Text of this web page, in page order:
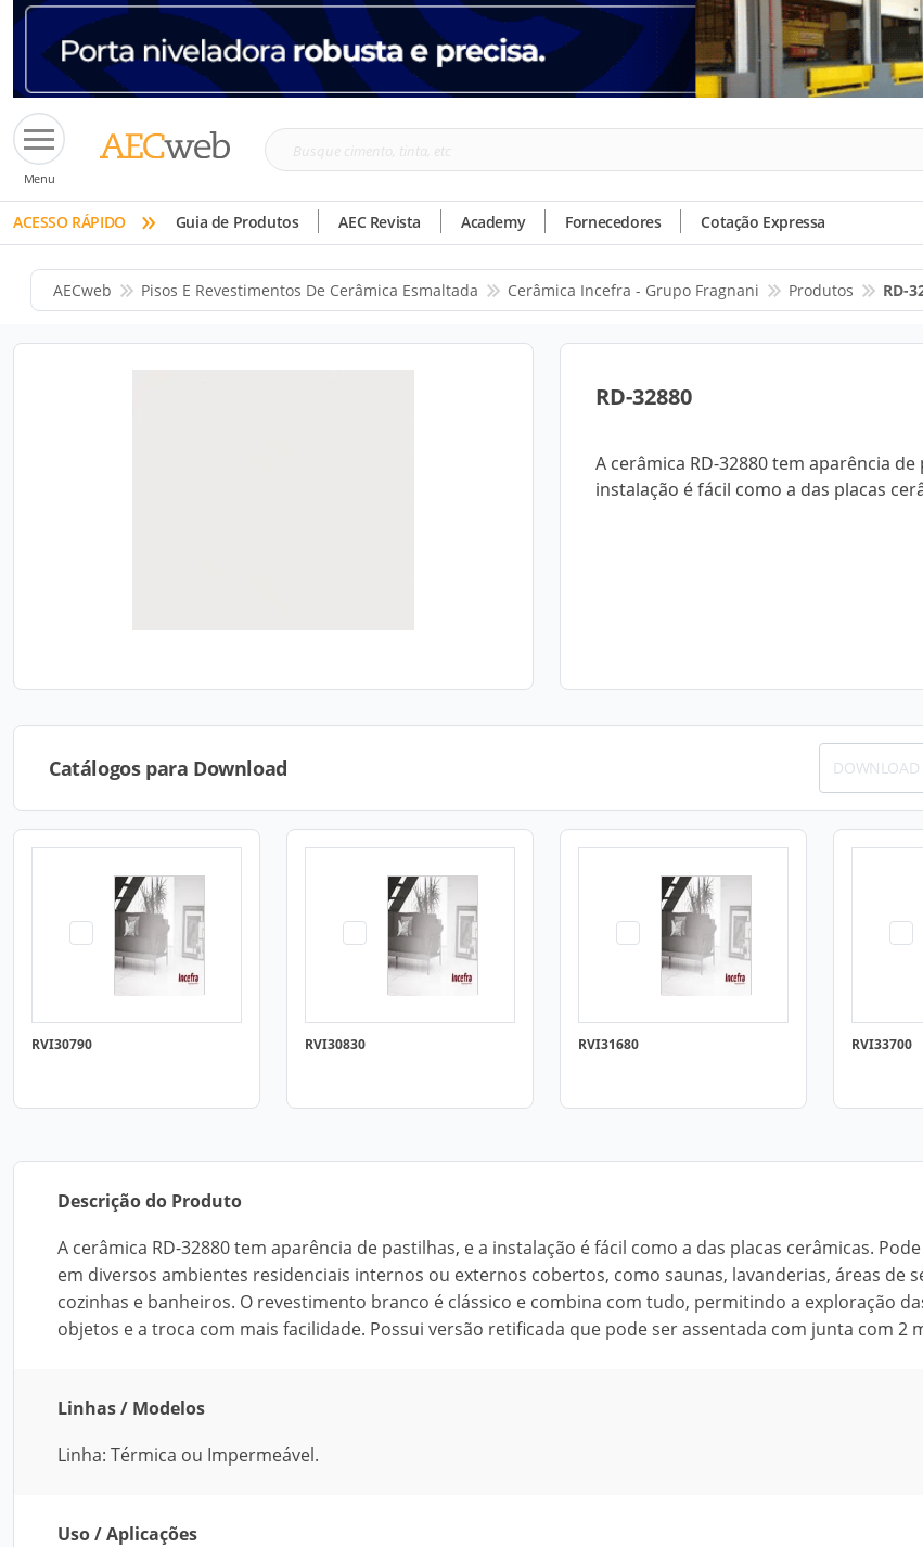
Menu
Busque
tinta,
etc
ACESSO RÁPIDO » Guia de Produtos AEC Revista Academy Fornecedores Cotação Expressa
AECweb Pisos E Revestimentos De Cerâmica Esmaltada Cerâmica Incefra - Grupo Fragnani Produtos RD-
RD-32880
A cerâmica RD-32880 tem aparência de
instalação é fácil como a das placas
Catálogos para Download DOWNLOAD
RVI30790 RVI30830 RVI31680 RVI33700
Descrição do Produto
A cerâmica RD-32880 tem aparência de pastilhas, e a instalação é fácil como a das placas cerâmicas.
em diversos ambientes residenciais internos ou externos cobertos, como saunas, lavanderias, áreas de
cozinhas e banheiros. O revestimento branco é clássico e combina com tudo, permitindo a exploração
objetos e a troca com mais facilidade. Possui versão retificada que pode ser assentada com junta com 2
Linhas / Modelos
Linha: Térmica ou Impermeável.
Uso / Aplicações